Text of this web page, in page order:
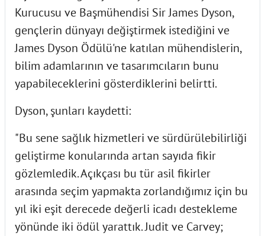
Kurucusu ve Başmühendisi Sir James Dyson,
gençlerin dünyayı değiştirmek istediğini ve
James Dyson Ödülü'ne katılan mühendislerin,
bilim adamlarının ve tasarımcıların bunu
yapabileceklerini gösterdiklerini belirtti.
Dyson, şunları kaydetti:
"Bu sene sağlık hizmetleri ve sürdürülebilirliği
geliştirme konularında artan sayıda fikir
gözlemledik. Açıkçası bu tür asil fikirler
arasında seçim yapmakta zorlandığımız için bu
yıl iki eşit derecede değerli icadı destekleme
yönünde iki ödül yarattık. Judit ve Carvey;